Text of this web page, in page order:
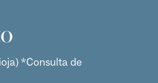
*Consulta de